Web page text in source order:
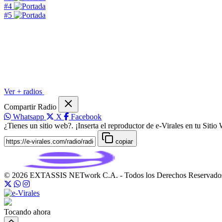
#4
#5
Ver + radios
Compartir Radio
Whatsapp
X
Facebook
¿Tienes un sitio web?. ¡Inserta el reproductor de e-Virales en tu Sitio
copiar
© 2026 EXTASSIS NETwork C.A. - Todos los Derechos
Tocando ahora